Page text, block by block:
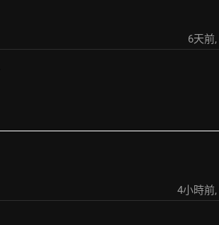
6天前,
4小時前,